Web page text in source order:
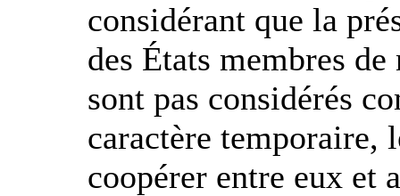
considérant que la
des États membres
sont pas considérés
caractère temporaire,
coopérer entre eux et